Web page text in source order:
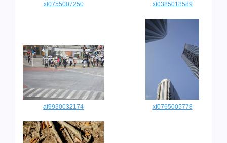
xf0755007250 xf0385018589
af9930032174 xf0765005778